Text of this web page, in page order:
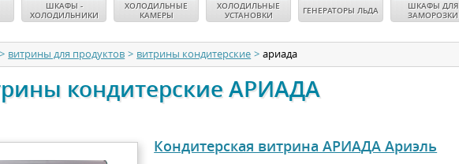
ШКАФЫ -
ХОЛОДИЛЬНИКИ
ХОЛОДИЛЬНЫЕ
КАМЕРЫ
ХОЛОДИЛЬНЫЕ
УСТАНОВКИ
ГЕНЕРАТОРЫ ЛЬДА
ШКАФЫ ДЛЯ
ЗАМОРОЗКИ
> витрины для продуктов > витрины кондитерские > ариада
кондитерские АРИАДА
Кондитерская витрина АРИАДА Ариэль